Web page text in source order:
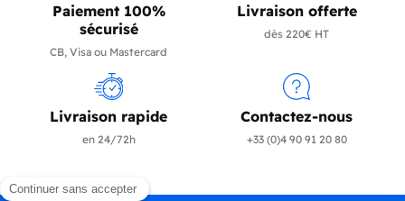
Paiement 100%
sécurisé
CB, Visa ou Mastercard
Livraison offerte
dès 220€ HT
Livraison rapide
en 24/72h
Contactez-nous
+33 (0)4 90 91 20 80